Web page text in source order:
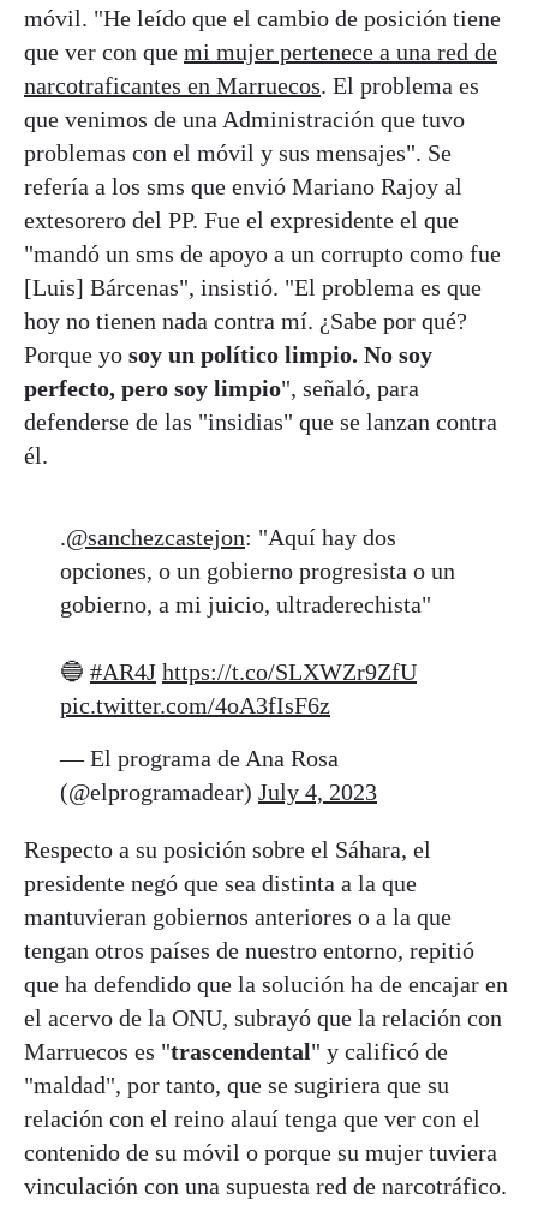
móvil. "He leído que el cambio de posición tiene
que ver con que mi mujer pertenece a una red de
narcotraficantes en Marruecos. El problema es
que venimos de una Administración que tuvo
problemas con el móvil y sus mensajes". Se
refería a los sms que envió Mariano Rajoy al
extesorero del PP. Fue el expresidente el que
"mandó un sms de apoyo a un corrupto como fue
[Luis] Bárcenas", insistió. "El problema es que
hoy no tienen nada contra mí. ¿Sabe por qué?
Porque yo soy un político limpio. No soy
perfecto, pero soy limpio", señaló, para
defenderse de las "insidias" que se lanzan contra
él.
.@sanchezcastejon: "Aquí hay dos
opciones, o un gobierno progresista o un
gobierno, a mi juicio, ultraderechista"
🔵 #AR4J https://t.co/SLXWZr9ZfU
pic.twitter.com/4oA3fIsF6z
— El programa de Ana Rosa
(@elprogramadear) July 4, 2023
Respecto a su posición sobre el Sáhara, el
presidente negó que sea distinta a la que
mantuvieran gobiernos anteriores o a la que
tengan otros países de nuestro entorno, repitió
que ha defendido que la solución ha de encajar en
el acervo de la ONU, subrayó que la relación con
Marruecos es "trascendental" y calificó de
"maldad", por tanto, que se sugiriera que su
relación con el reino alauí tenga que ver con el
contenido de su móvil o porque su mujer tuviera
vinculación con una supuesta red de narcotráfico.